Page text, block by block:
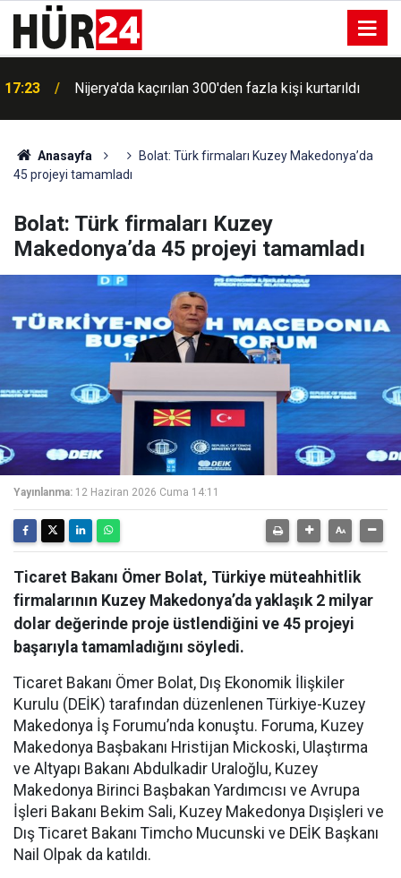
17:23 Nijerya'da kaçırılan 300'den fazla kişi kurtarıldı
Anasayfa
Bolat: Türk firmaları Kuzey Makedonya’da
45 projeyi tamamladı
Bolat: Türk firmaları Kuzey
Makedonya’da 45 projeyi tamamladı
Yayınlanma: 12 Haziran 2026 Cuma 14:11
Ticaret Bakanı Ömer Bolat, Türkiye müteahhitlik
firmalarının Kuzey Makedonya’da yaklaşık 2 milyar
dolar değerinde proje üstlendiğini ve 45 projeyi
başarıyla tamamladığını söyledi.
Ticaret Bakanı Ömer Bolat, Dış Ekonomik İlişkiler
Kurulu (DEİK) tarafından düzenlenen Türkiye-Kuzey
Makedonya İş Forumu’nda konuştu. Foruma, Kuzey
Makedonya Başbakanı Hristijan Mickoski, Ulaştırma
ve Altyapı Bakanı Abdulkadir Uraloğlu, Kuzey
Makedonya Birinci Başbakan Yardımcısı ve Avrupa
İşleri Bakanı Bekim Sali, Kuzey Makedonya Dışişleri ve
Dış Ticaret Bakanı Timcho Mucunski ve DEİK Başkanı
Nail Olpak da katıldı.